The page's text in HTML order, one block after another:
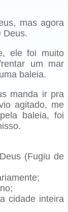
mas agora
Deus.
ele foi muito
um mar
baleia.
manda ir pra
agitado, me
baleia, foi
(Fugiu de
cidade inteira